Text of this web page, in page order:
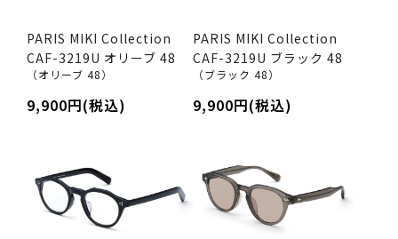
PARIS MIKI Collection
CAF-3219U オリーブ 48
（オリーブ 48）
9,900円(税込)
PARIS MIKI Collection
CAF-3219U ブラック 48
（ブラック 48）
9,900円(税込)